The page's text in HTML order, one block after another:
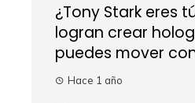
¿Tony Stark eres
logran crear
puedes mover
Hace 1 año